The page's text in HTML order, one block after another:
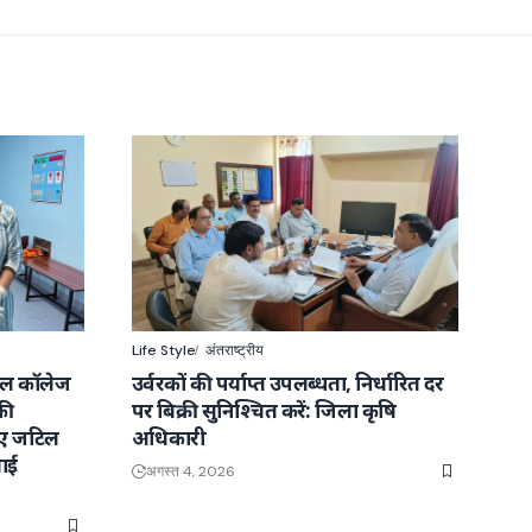
कॉलेज
जटिल
Life Style अंतराष्ट्रीय
उर्वरकों की पर्याप्त उपलब्धता, निर्धारित दर
पर बिक्री सुनिश्चित करें: जिला कृषि
अधिकारी
अगस्त 4, 2026